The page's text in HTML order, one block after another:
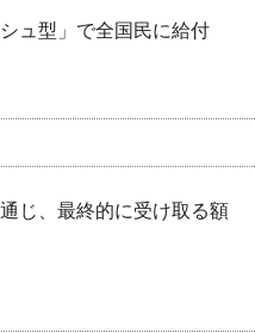
ュ型」で全国民に給付
じ、最終的に受け取る額